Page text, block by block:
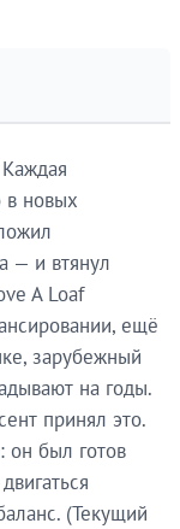
в новых
— и втянул
A Loaf
ещё
зарубежный
на годы.
принял это.
он был готов
(Текущий